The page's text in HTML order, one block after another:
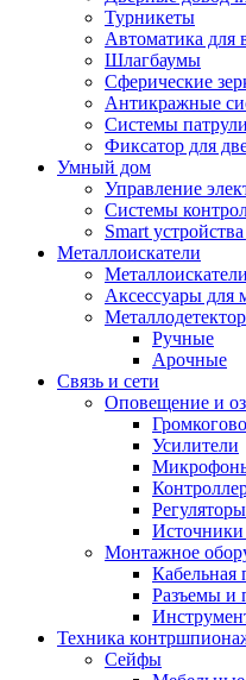
Турникеты
Автоматика для
Шлагбаумы
Сферические
Антикражные
Системы
Фиксатор для
Умный дом
Управление
Системы
Smart
Металлоискатели
Металлоискатели
Аксессуары для
Ручные
Арочные
Связь и сети
Оповещение и
Усилители
Источники
Монтажное
Кабельная
Разъемы и
Техника
Сейфы